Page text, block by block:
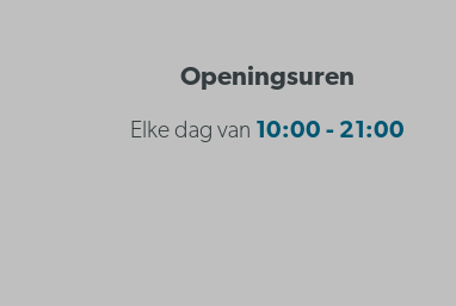
Openingsuren
Elke dag van 10:00 - 21:00